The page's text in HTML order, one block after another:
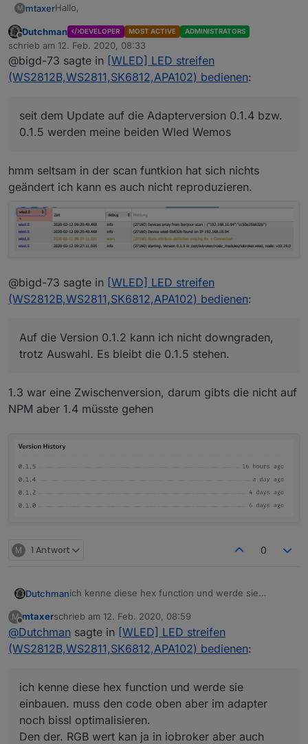
M mtaxerHallo,
seit dem Update auf die Adapterversion 0.1.4 bzw. 0.1.5
werden meine beiden Wled Wemos
nicht mehr gefunden. Bei den Controllern hat sich von
gestern auf heute in der
Config nichts geändert. Adapter bleibt gelb.
Hier das Log:
wled.0	2020-02-11 18:28:19.325	debug
Auf die Version 0.1.2 kann ich nicht downgraden, trotz
Auswahl. Es bleibt die 0.1.5 stehen.
SG
Offline
Dutchman DEVELOPER MOST ACTIVE ADMINISTRATORS
schrieb am 12. Feb. 2020, 08:33
zuletzt editiert von
@bigd-73 sagte in [WLED] LED streifen
(WS2812B,WS2811,SK6812,APA102) bedienen:
seit dem Update auf die Adapterversion 0.1.4 bzw.
0.1.5 werden meine beiden Wled Wemos
hmm seltsam in der scan funtkion hat sich nichts
geändert ich kann es auch nicht reproduzieren.
@bigd-73 sagte in [WLED] LED streifen
(WS2812B,WS2811,SK6812,APA102) bedienen:
Auf die Version 0.1.2 kann ich nicht downgraden,
trotz Auswahl. Es bleibt die 0.1.5 stehen.
1.3 war eine Zwischenversion, darum gibts die nicht auf
NPM aber 1.4 müsste gehen
M 1 Antwort 0
Dutchmanich kenne diese hex function und werde sie
noch bissl optimalisieren.
Den der. RGB wert kan ja in iobroker aber auch
WLED geändert werde, diese Datenpunkt muss
nach beiden Seite synchronisieren.
Aber don't worry, naaste version spätestens
morgen hats drin.
es kommt. jetzt erstmal ne 0.1.5, diese ist dafuer im
mitnehmen
M
Offline
mtaxerschrieb am 12. Feb. 2020, 08:59
zuletzt editiert von
@Dutchman sagte in [WLED] LED streifen
(WS2812B,WS2811,SK6812,APA102) bedienen:
ich kenne diese hex function und werde sie
einbauen. muss den code oben aber im adapter
noch bissl optimalisieren.
Den der. RGB wert kan ja in iobroker aber auch